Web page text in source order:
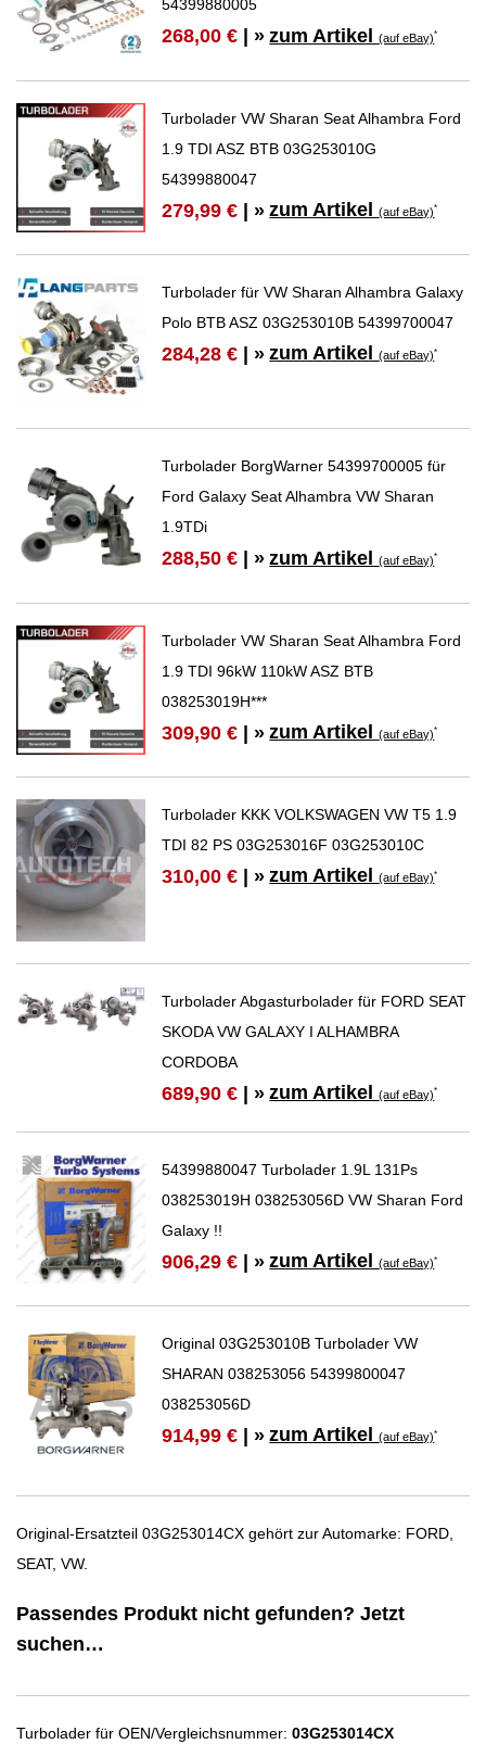
54399880005
268,00 € | » zum Artikel(auf eBay)*
Turbolader VW Sharan Seat Alhambra Ford
1.9 TDI ASZ BTB 03G253010G
54399880047
279,99 € | » zum Artikel(auf eBay)*
Turbolader für VW Sharan Alhambra Galaxy
Polo BTB ASZ 03G253010B 54399700047
284,28 € | » zum Artikel(auf eBay)*
Turbolader BorgWarner 54399700005 für
Ford Galaxy Seat Alhambra VW Sharan
1.9TDi
288,50 € | » zum Artikel(auf eBay)*
Turbolader VW Sharan Seat Alhambra Ford
1.9 TDI 96kW 110kW ASZ BTB
038253019H***
309,90 € | » zum Artikel(auf eBay)*
Turbolader KKK VOLKSWAGEN VW T5 1.9
TDI 82 PS 03G253016F 03G253010C
310,00 € | » zum Artikel(auf eBay)*
Turbolader Abgasturbolader für FORD SEAT
SKODA VW GALAXY I ALHAMBRA
CORDOBA
689,90 € | » zum Artikel(auf eBay)*
54399880047 Turbolader 1.9L 131Ps
038253019H 038253056D VW Sharan Ford
Galaxy !!
906,29 € | » zum Artikel(auf eBay)*
Original 03G253010B Turbolader VW
SHARAN 038253056 54399800047
038253056D
914,99 € | » zum Artikel(auf eBay)*
Original-Ersatzteil 03G253014CX gehört zur Automarke: FORD,
SEAT, VW.
Passendes Produkt nicht gefunden? Jetzt
suchen…
Turbolader für OEN/Vergleichsnummer: 03G253014CX